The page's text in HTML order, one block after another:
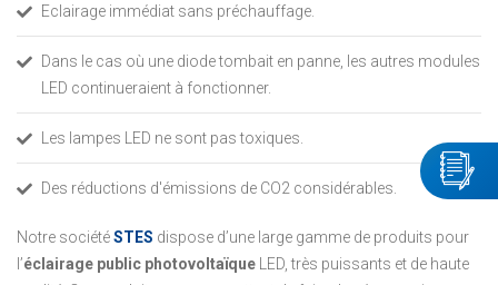
Eclairage immédiat sans préchauffage.
Dans le cas où une diode tombait en panne, les autres modules
LED continueraient à fonctionner.
Les lampes LED ne sont pas toxiques.
Des réductions d'émissions de CO2 considérables.
Notre sociétéSTES dispose d’une large gamme de produits pour
l’éclairage public photovoltaïque LED, très puissants et de haute